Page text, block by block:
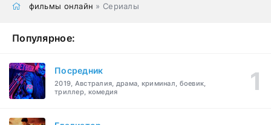
фильмы онлайн » Сериалы
Популярное:
Посредник
2019, Австралия, драма, криминал, боевик,
триллер, комедия